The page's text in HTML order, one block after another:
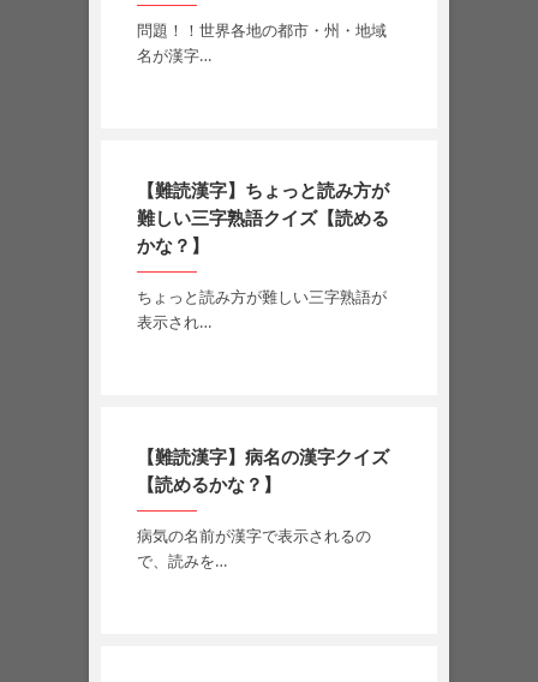
問題！！世界各地の都市・州・地域
名が漢字…
【難読漢字】ちょっと読み方が
難しい三字熟語クイズ【読める
かな？】
ちょっと読み方が難しい三字熟語が
表示され…
【難読漢字】病名の漢字クイズ
【読めるかな？】
病気の名前が漢字で表示されるの
で、読みを…